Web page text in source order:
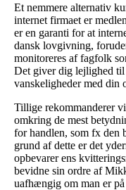
Et nemmere alternativ
internet firmaet er
er en garanti for at
dansk lovgivning,
monitoreres af fagfolk
Det giver dig lejlighed
vanskeligheder med din
Tillige rekommanderer
omkring de mest
for handlen, som fx den
grund af dette er det
opbevarer ens
bevidne sin ordre af
uafhængig om man er